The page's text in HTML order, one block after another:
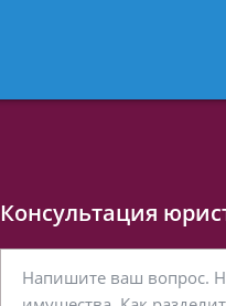
Консультация